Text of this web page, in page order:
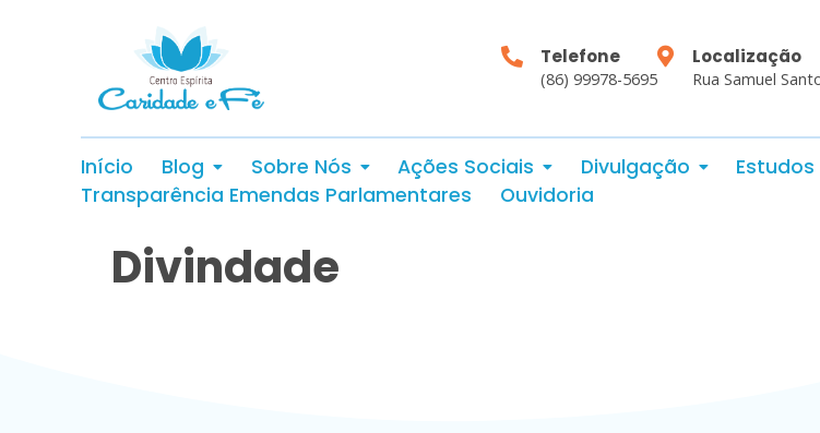
Telefone
(86) 99978-5695
Localização
Rua Samuel
Início Blog Sobre Nós Ações Sociais Divulgação Estudos
Transparência Emendas Parlamentares
Ouvidoria
Divindade